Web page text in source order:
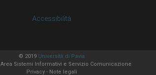
Accessibilità
© 2019 Università di Pavia
Area Sistemi Informativi e Servizio Comunicazione
Privacy - Note legali